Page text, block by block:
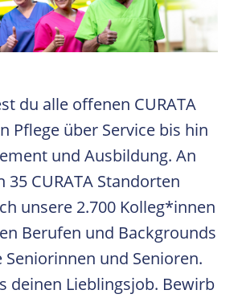
du alle offenen CURATA
Pflege über Service bis hin
und Ausbildung. An
35 CURATA Standorten
unsere 2.700 Kolleg*innen
Berufen und Backgrounds
Seniorinnen und Senioren.
deinen Lieblingsjob. Bewirb